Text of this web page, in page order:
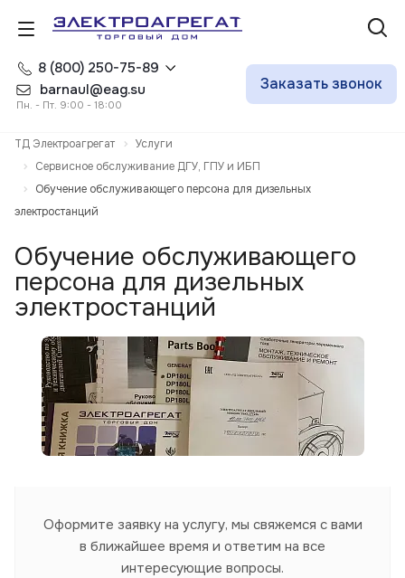
8 (800) 250-75-89
barnaul@eag.su
Пн. - Пт. 9:00 - 18:00
Заказать звонок
ТД Электроагрегат
Услуги
Сервисное обслуживание ДГУ, ГПУ и ИБП
Обучение обслуживающего персона для дизельных
электростанций
Обучение обслуживающего
персона для дизельных
электростанций
Оформите заявку на услугу, мы свяжемся с вами
в ближайшее время и ответим на все
интересующие вопросы.